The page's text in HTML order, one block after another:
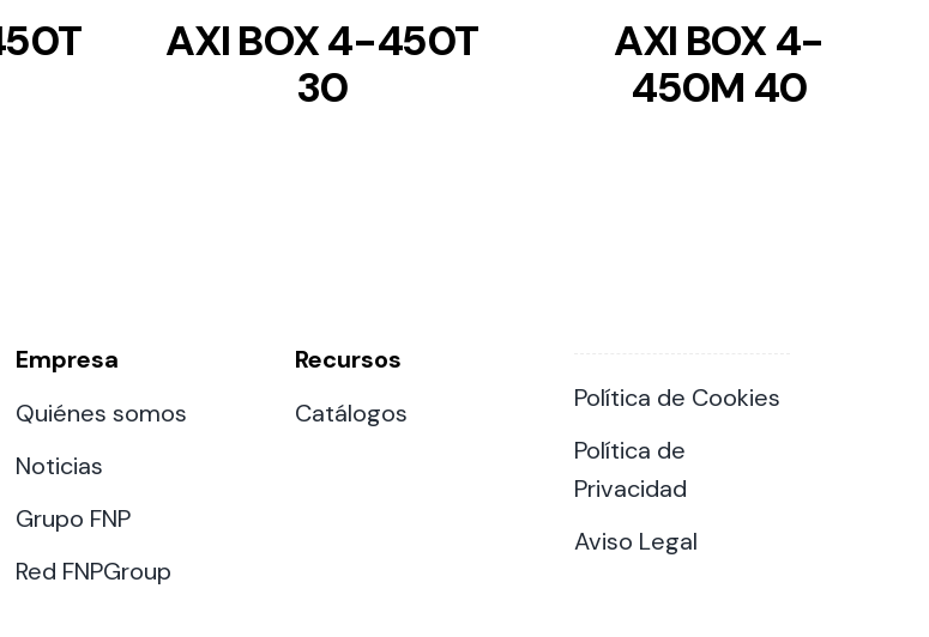
AXI BOX 4-450T
30
AXI BOX 4-
450M 40
Empresa
Quiénes somos
Noticias
Grupo FNP
Red FNPGroup
Recursos
Catálogos
Política de Cookies
Política de
Privacidad
Aviso Legal